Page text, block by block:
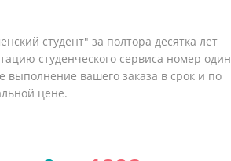
студент" за полтора десятка лет
студенческого сервиса номер один
выполнение вашего заказа в срок и по
цене.